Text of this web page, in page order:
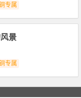
专属
景
专属